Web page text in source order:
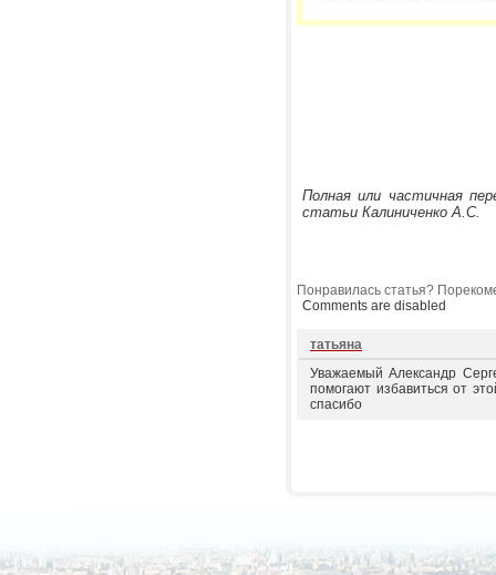
Полная или частичная
статьи Калиниченко А.С.
Понравилась статья?
Comments are disabled
татьяна
Уважаемый Александр
помогают избавиться от
спасибо